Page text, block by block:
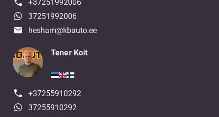
+37251992006
37251992006
hesham@kbauto.ee
Tener Koit
+37255910292
37255910292